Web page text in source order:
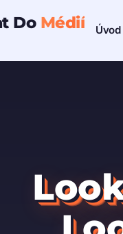
Do Médií Úvod